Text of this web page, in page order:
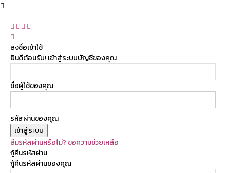
ลงชื่อเข้าใช้
ยินดีต้อนรับ! เข้าสู่ระบบบัญชีของคุณ
ชื่อผู้ใช้ของคุณ
รหัสผ่านของคุณ
ลืมรหัสผ่านหรือไม่? ขอความช่วยเหลือ
กู้คืนรหัสผ่าน
กู้คืนรหัสผ่านของคุณ